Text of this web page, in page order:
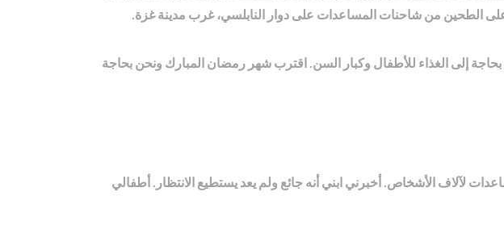
على الطحين من شاحنات المساعدات على دوار النابلسي، غرب مدينة غزة.
إلى الغذاء للأطفال وكبار السن. اقترب شهر رمضان المبارك ونحن بحاجة
لآلاف الأشخاص. أخبرني ابني أنه جائع ولم يعد يستطيع الانتظار. أطفالي